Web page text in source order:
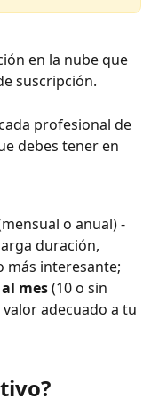
en la nube que
suscripción.
profesional de
debes tener en
o anual) -
duración,
más interesante;
mes (10 o sin
adecuado a tu